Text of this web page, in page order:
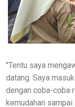
"Tentu saya
datang. Saya
dengan coba-coba
kemudahan sampai